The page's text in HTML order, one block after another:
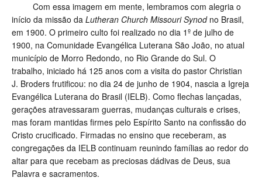
Com essa imagem em mente, lembramos com alegria o
início da missão da Lutheran Church Missouri Synodno Brasil,
em 1900. O primeiro culto foi realizado no dia 1º de julho de
1900, na Comunidade Evangélica Luterana São João, no atual
município de Morro Redondo, no Rio Grande do Sul. O
trabalho, iniciado há 125 anos com a visita do pastor Christian
J. Broders frutificou: no dia 24 de junho de 1904, nascia a Igreja
Evangélica Luterana do Brasil (IELB). Como flechas lançadas,
gerações atravessaram guerras, mudanças culturais e crises,
mas foram mantidas firmes pelo Espírito Santo na confissão do
Cristo crucificado. Firmadas no ensino que receberam, as
congregações da IELB continuam reunindo famílias ao redor do
altar para que recebam as preciosas dádivas de Deus, sua
Palavra e sacramentos.